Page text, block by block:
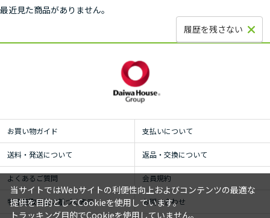
最近見た商品がありません。
履歴を残さない
お買い物ガイド 支払いについて
送料・発送について 返品・交換について
よくあるご質問 会員規約
特定商取引法に基づく表示 お問い合わせ
当サイトではWebサイトの利便性向上およびコンテンツの最適な
提供を目的としてCookieを使用しています。
トラッキング目的でCookieを使用していません。